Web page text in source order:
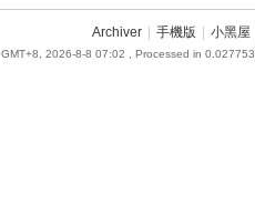
Archiver 手機版 小黑屋
GMT+8, 2026-8-8 07:02 , Processed in